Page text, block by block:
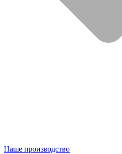
Наше производство